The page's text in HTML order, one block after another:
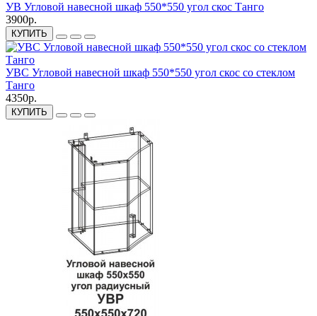
УВ Угловой навесной шкаф 550*550 угол скос Танго
3900р.
КУПИТЬ
УВС Угловой навесной шкаф 550*550 угол скос со стеклом
Танго
4350р.
КУПИТЬ